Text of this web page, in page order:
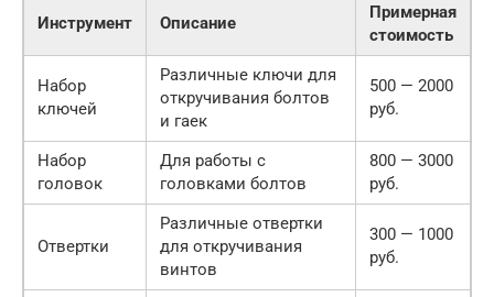
Инструмент Описание
Примерная
стоимость
Набор
ключей
Различные ключи для
откручивания болтов
и гаек
500 — 2000
руб.
Набор
головок
Для работы с
головками болтов
800 — 3000
руб.
Отвертки
Различные отвертки
для откручивания
винтов
300 — 1000
руб.